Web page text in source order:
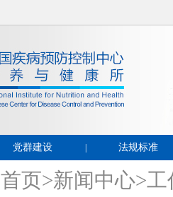
党群建设 法规标准
首页>新闻中心>工